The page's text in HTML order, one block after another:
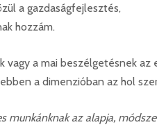
a gazdaságfejlesztés,
hozzám.
vagy a mai beszélgetésnek
a dimenzióban az hol
munkánknak az alapja,